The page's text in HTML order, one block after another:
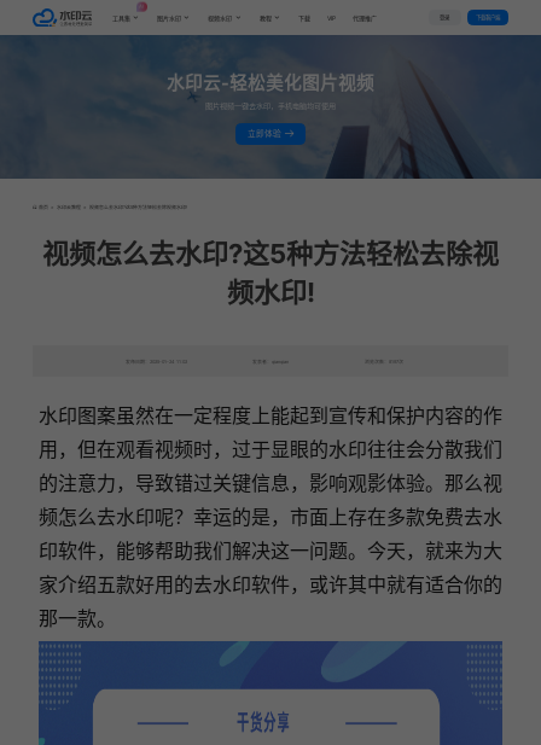
工具集 图片水印 视频水印 教程 下载 VIP 代理推广 登录 下载客户端
水印云-轻松美化图片视频
图片视频一键去水印，手机电脑均可使用
立即体验
首页 > 水印云教程 > 视频怎么去水印?这5种方法轻松去除视频水印!
视频怎么去水印?这5种方法轻松去除视
频水印!
发布日期：2025-01-24 11:02 发表者：qianqian 浏览次数：8197次
水印图案虽然在一定程度上能起到宣传和保护内容的作
用，但在观看视频时，过于显眼的水印往往会分散我们
的注意力，导致错过关键信息，影响观影体验。那么视
频怎么去水印呢？幸运的是，市面上存在多款免费去水
印软件，能够帮助我们解决这一问题。今天，就来为大
家介绍五款好用的去水印软件，或许其中就有适合你的
那一款。